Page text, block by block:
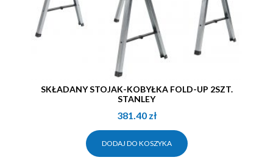
SKŁADANY STOJAK-KOBYŁKA FOLD-UP 2SZT.
STANLEY
381.40 zł
DODAJ DO KOSZYKA